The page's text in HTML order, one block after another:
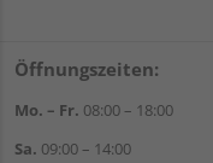
Öffnungszeiten:
Mo. – Fr. 08:00 – 18:00
Sa. 09:00 – 14:00